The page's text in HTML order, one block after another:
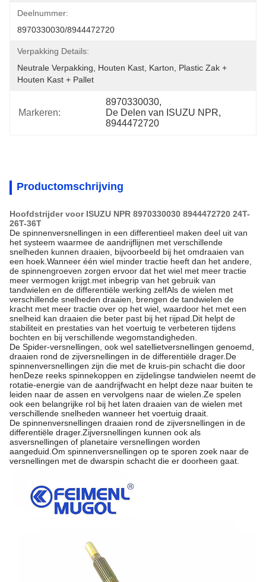
Deelnummer:
8970330030/8944472720
Verpakking Details:
Neutrale Verpakking, Houten Kast, Karton, Plastic Zak +
Houten Kast + Pallet
Markeren:
8970330030,
De Delen van ISUZU NPR,
8944472720
Productomschrijving
Hoofdstrijder voor ISUZU NPR 8970330030 8944472720 24T-
26T-36T
De spinnenversnellingen in een differentieel maken deel uit van
het systeem waarmee de aandrijflijnen met verschillende
snelheden kunnen draaien, bijvoorbeeld bij het omdraaien van
een hoek.Wanneer één wiel minder tractie heeft dan het andere,
de spinnengroeven zorgen ervoor dat het wiel met meer tractie
meer vermogen krijgt.met inbegrip van het gebruik van
tandwielen en de differentiële werking zelfAls de wielen met
verschillende snelheden draaien, brengen de tandwielen de
kracht met meer tractie over op het wiel, waardoor het met een
snelheid kan draaien die beter past bij het rijpad.Dit helpt de
stabiliteit en prestaties van het voertuig te verbeteren tijdens
bochten en bij verschillende wegomstandigheden.
De Spider-versnellingen, ook wel satellietversnellingen genoemd,
draaien rond de zijversnellingen in de differentiële drager.De
spinnenversnellingen zijn die met de kruis-pin schacht die door
henDeze reeks spinnekoppen en zijdelingse tandwielen neemt de
rotatie-energie van de aandrijfwacht en helpt deze naar buiten te
leiden naar de assen en vervolgens naar de wielen.Ze spelen
ook een belangrijke rol bij het laten draaien van de wielen met
verschillende snelheden wanneer het voertuig draait.
De spinnenversnellingen draaien rond de zijversnellingen in de
differentiële drager.Zijversnellingen kunnen ook als
asversnellingen of planetaire versnellingen worden
aangeduid.Om spinnenversnellingen op te sporen zoek naar de
versnellingen met de dwarspin schacht die er doorheen gaat.